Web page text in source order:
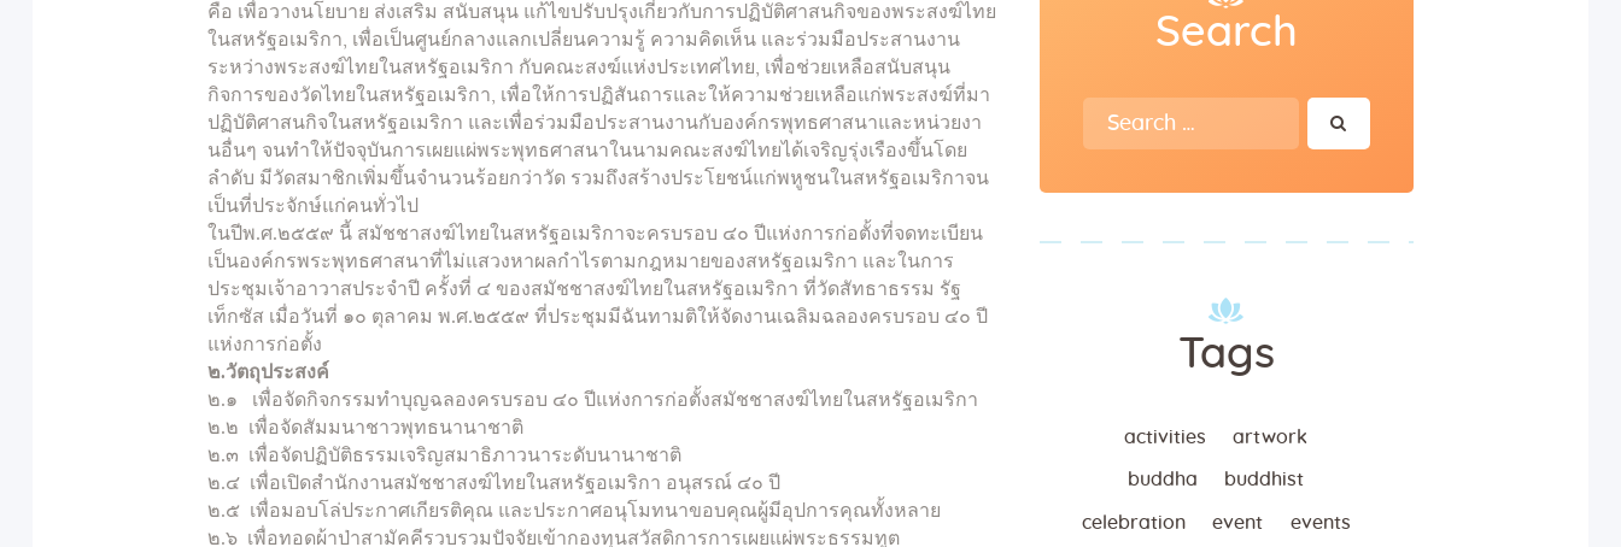
คือ เพื่อวางนโยบาย ส่งเสริม สนับสนุน แก้ไขปรับปรุงเกี่ยวกับการปฏิบัติศาสนกิจของพระสงฆ์ไทย
ในสหรัฐอเมริกา, เพื่อเป็นศูนย์กลางแลกเปลี่ยนความรู้ ความคิดเห็น และร่วมมือประสานงาน
ระหว่างพระสงฆ์ไทยในสหรัฐอเมริกา กับคณะสงฆ์แห่งประเทศไทย, เพื่อช่วยเหลือสนับสนุน
กิจการของวัดไทยในสหรัฐอเมริกา, เพื่อให้การปฏิสันถารและให้ความช่วยเหลือแก่พระสงฆ์ที่มา
ปฏิบัติศาสนกิจในสหรัฐอเมริกา และเพื่อร่วมมือประสานงานกับองค์กรพุทธศาสนาและหน่วยงา
นอื่นๆ จนทำให้ปัจจุบันการเผยแผ่พระพุทธศาสนาในนามคณะสงฆ์ไทยได้เจริญรุ่งเรืองขึ้นโดย
ลำดับ มีวัดสมาชิกเพิ่มขึ้นจำนวนร้อยกว่าวัด รวมถึงสร้างประโยชน์แก่พหูชนในสหรัฐอเมริกาจน
เป็นที่ประจักษ์แก่คนทั่วไป
ในปีพ.ศ.๒๕๕๙ นี้ สมัชชาสงฆ์ไทยในสหรัฐอเมริกาจะครบรอบ ๔๐ ปีแห่งการก่อตั้งที่จดทะเบียน
เป็นองค์กรพระพุทธศาสนาที่ไม่แสวงหาผลกำไรตามกฎหมายของสหรัฐอเมริกา และในการ
ประชุมเจ้าอาวาสประจำปี ครั้งที่ ๔ ของสมัชชาสงฆ์ไทยในสหรัฐอเมริกา ที่วัดสัทธาธรรม รัฐ
เท็กซัส เมื่อวันที่ ๑๐ ตุลาคม พ.ศ.๒๕๕๙ ที่ประชุมมีฉันทามติให้จัดงานเฉลิมฉลองครบรอบ ๔๐ ปี
แห่งการก่อตั้ง
๒.วัตถุประสงค์
๒.๑ เพื่อจัดกิจกรรมทำบุญฉลองครบรอบ ๔๐ ปีแห่งการก่อตั้งสมัชชาสงฆ์ไทยในสหรัฐอเมริกา
๒.๒ เพื่อจัดสัมมนาชาวพุทธนานาชาติ
๒.๓ เพื่อจัดปฏิบัติธรรมเจริญสมาธิภาวนาระดับนานาชาติ
๒.๔ เพื่อเปิดสำนักงานสมัชชาสงฆ์ไทยในสหรัฐอเมริกา อนุสรณ์ ๔๐ ปี
๒.๕ เพื่อมอบโล่ประกาศเกียรติคุณ และประกาศอนุโมทนาขอบคุณผู้มีอุปการคุณทั้งหลาย
๒.๖ เพื่อทอดผ้าป่าสามัคคีรวบรวมปัจจัยเข้ากองทุนสวัสดิการการเผยแผ่พระธรรมทูต
Search
Search
for:
Tags
activities artwork
buddha buddhist
celebration event events